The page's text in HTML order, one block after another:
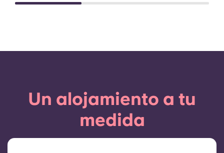
Un alojamiento a tu
medida